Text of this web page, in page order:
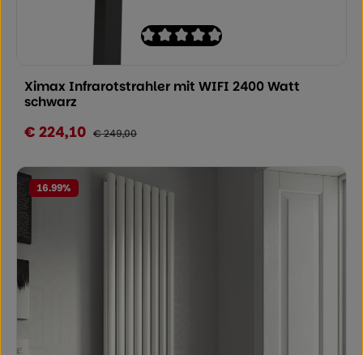
Ximax Infrarotstrahler mit WIFI 2400 Watt
schwarz
Verkaufspreis:
€ 224,10 Regulärer Preis:
€ 249,00
16.99%